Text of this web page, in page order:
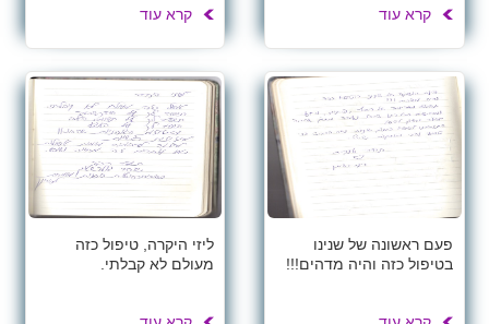
קרא עוד קרא עוד
פעם ראשונה של שנינו
בטיפול כזה והיה מדהים!!!
ליזי היקרה, טיפול כזה
מעולם לא קבלתי.